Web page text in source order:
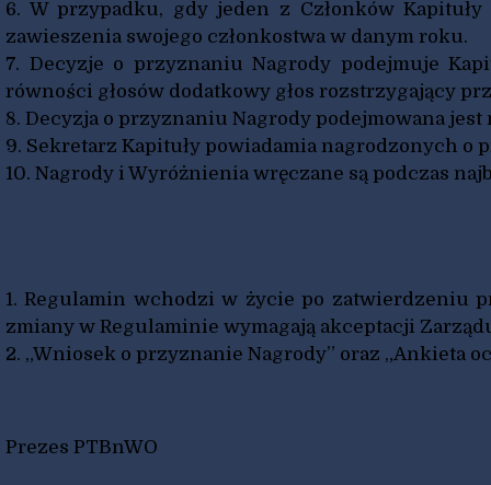
6. W przypadku, gdy jeden z Członków
zawieszenia swojego członkostwa w danym roku.
7. Decyzje o przyznaniu Nagrody podejmuje
równości głosów dodatkowy głos rozstrzygający
8. Decyzja o przyznaniu Nagrody podejmowana
9. Sekretarz Kapituły powiadamia nagrodzonych o
10. Nagrody i Wyróżnienia wręczane są podczas
1. Regulamin wchodzi w życie po zatwierdzeniu
zmiany w Regulaminie wymagają akceptacji
2. „Wniosek o przyznanie Nagrody” oraz „Ankieta
Prezes PTBnWO